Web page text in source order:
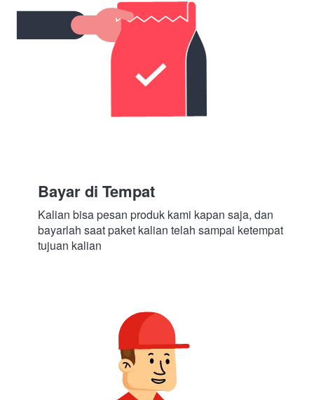
Bayar di Tempat
Kalian bisa pesan produk kami kapan saja, dan
bayarlah saat paket kalian telah sampai ketempat
tujuan kalian